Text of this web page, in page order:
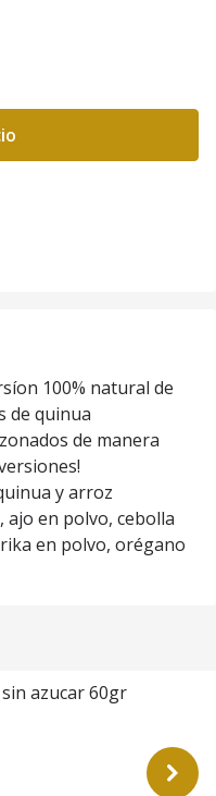
100% natural de
de quinua
de manera
y arroz
ajo en polvo, cebolla
en polvo, orégano
azucar 60gr